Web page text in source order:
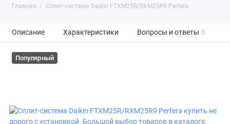
Главная Cплит-система Daikin FTXM25R/RXM25R9 Perfera
Описание Характеристики Вопросы и ответы 0
Популярный